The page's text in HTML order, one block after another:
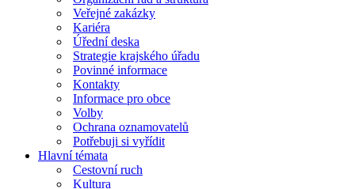
Veřejné zakázky
Kariéra
Úřední deska
Strategie krajského úřadu
Povinné informace
Kontakty
Informace pro obce
Volby
Ochrana oznamovatelů
Potřebuji si vyřídit
Hlavní témata
Cestovní ruch
Kultura